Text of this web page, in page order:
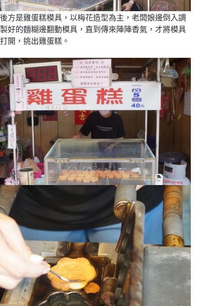
後方是雞蛋糕模具，以梅花造型為主，老闆娘邊倒入調
製好的麵糊邊翻動模具，直到傳來陣陣香氣，才將模具
打開，挑出雞蛋糕。